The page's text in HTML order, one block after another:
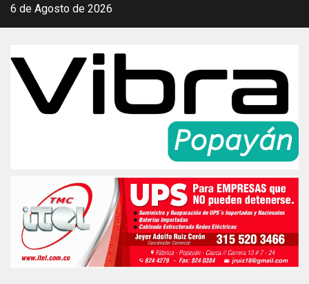
Saltar
6 de Agosto de 2026